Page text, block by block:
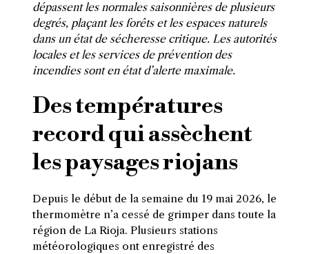
dépassent les normales saisonnières de plusieurs
degrés, plaçant les forêts et les espaces naturels
dans un état de sécheresse critique. Les autorités
locales et les services de prévention des
incendies sont en état d’alerte maximale.
Des températures
record qui assèchent
les paysages riojans
Depuis le début de la semaine du 19 mai 2026, le
thermomètre n’a cessé de grimper dans toute la
région de La Rioja. Plusieurs stations
météorologiques ont enregistré des